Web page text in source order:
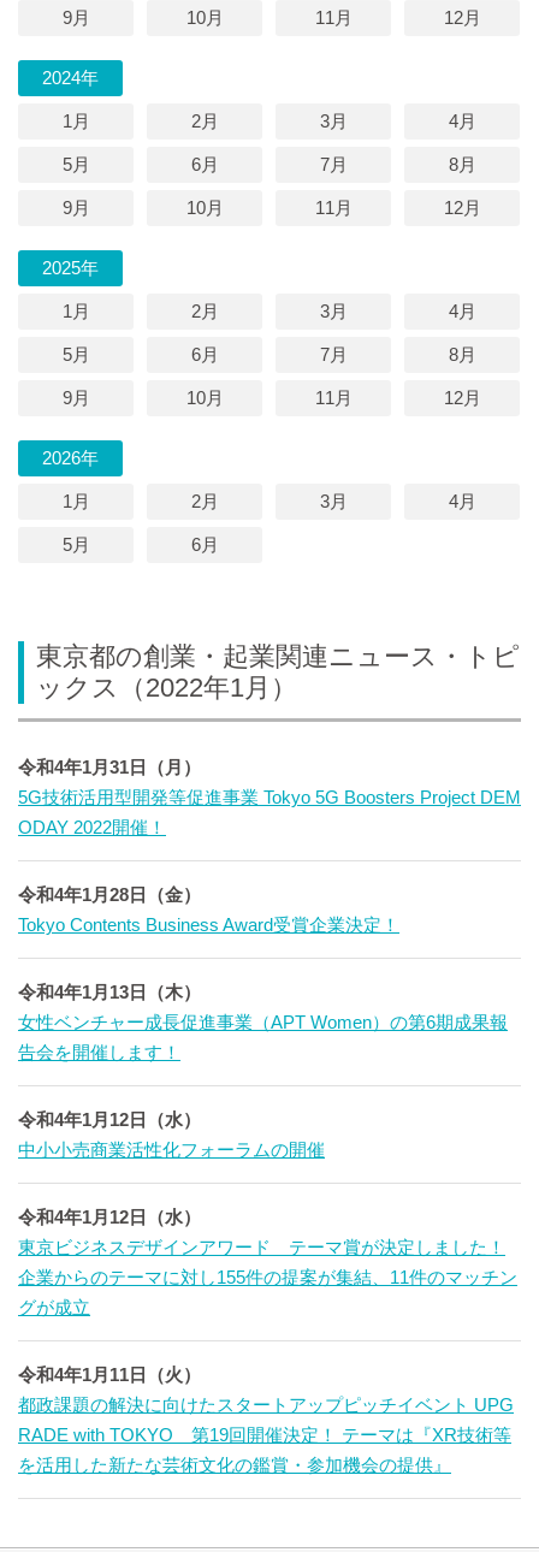
9月 10月 11月 12月
2024年
1月 2月 3月 4月
5月 6月 7月 8月
9月 10月 11月 12月
2025年
1月 2月 3月 4月
5月 6月 7月 8月
9月 10月 11月 12月
2026年
1月 2月 3月 4月
5月 6月
東京都の創業・起業関連ニュース・トピ
ックス（2022年1月）
令和4年1月31日（月）
5G技術活用型開発等促進事業 Tokyo 5G Boosters Project DEM
ODAY 2022開催！
令和4年1月28日（金）
Tokyo Contents Business Award受賞企業決定！
令和4年1月13日（木）
女性ベンチャー成長促進事業（APT Women）の第6期成果報
告会を開催します！
令和4年1月12日（水）
中小小売商業活性化フォーラムの開催
令和4年1月12日（水）
東京ビジネスデザインアワード テーマ賞が決定しました！
企業からのテーマに対し155件の提案が集結、11件のマッチン
グが成立
令和4年1月11日（火）
都政課題の解決に向けたスタートアップピッチイベント UPG
RADE with TOKYO 第19回開催決定！ テーマは『XR技術等
を活用した新たな芸術文化の鑑賞・参加機会の提供』